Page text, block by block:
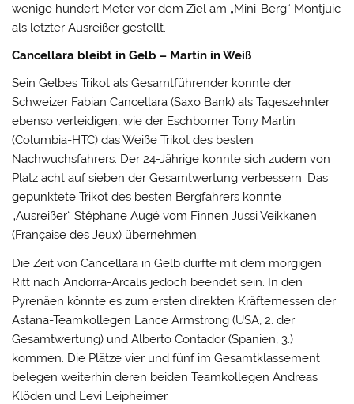
wenige hundert Meter vor dem Ziel am „Mini-Berg“ Montjuic
als letzter Ausreißer gestellt.
Cancellara bleibt in Gelb – Martin in Weiß
Sein Gelbes Trikot als Gesamtführender konnte der
Schweizer Fabian Cancellara (Saxo Bank) als Tageszehnter
ebenso verteidigen, wie der Eschborner Tony Martin
(Columbia-HTC) das Weiße Trikot des besten
Nachwuchsfahrers. Der 24-Jährige konnte sich zudem von
Platz acht auf sieben der Gesamtwertung verbessern. Das
gepunktete Trikot des besten Bergfahrers konnte
„Ausreißer“ Stéphane Augé vom Finnen Jussi Veikkanen
(Française des Jeux) übernehmen.
Die Zeit von Cancellara in Gelb dürfte mit dem morgigen
Ritt nach Andorra-Arcalis jedoch beendet sein. In den
Pyrenäen könnte es zum ersten direkten Kräftemessen der
Astana-Teamkollegen Lance Armstrong (USA, 2. der
Gesamtwertung) und Alberto Contador (Spanien, 3.)
kommen. Die Plätze vier und fünf im Gesamtklassement
belegen weiterhin deren beiden Teamkollegen Andreas
Klöden und Levi Leipheimer.